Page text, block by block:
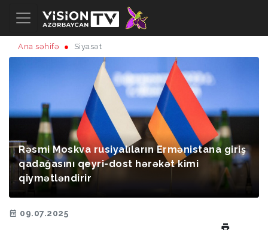
Ana səhifə Siyasət
Rəsmi Moskva rusiyalıların Ermənistana giriş
qadağasını qeyri-dost hərəkət kimi
qiymətləndirir
09.07.2025